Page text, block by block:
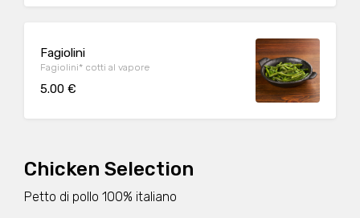
Fagiolini
Fagiolini* cotti al vapore
5.00 €
Chicken Selection
Petto di pollo 100% italiano